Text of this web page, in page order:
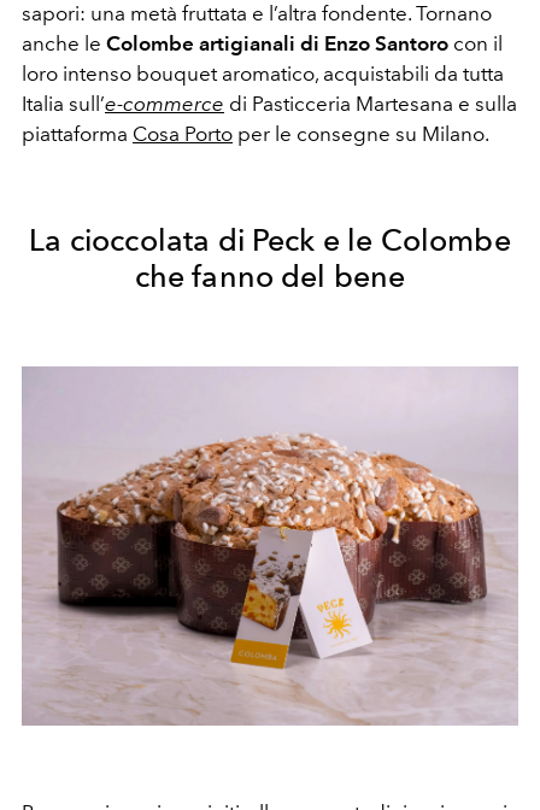
sapori: una metà fruttata e l’altra fondente. Tornano
anche le Colombe artigianali di Enzo Santoro con il
loro intenso bouquet aromatico, acquistabili da tutta
Italia sull’e-commerce di Pasticceria Martesana e sulla
piattaforma Cosa Porto per le consegne su Milano.
La cioccolata di Peck e le Colombe
che fanno del bene